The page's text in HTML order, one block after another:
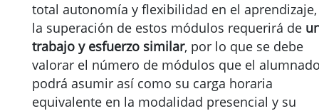
total autonomía y flexibilidad en el aprendizaje,
la superación de estos módulos requerirá de
trabajo y esfuerzo similar, por lo que se debe
valorar el número de módulos que el
podrá asumir así como su carga horaria
equivalente en la modalidad presencial y su